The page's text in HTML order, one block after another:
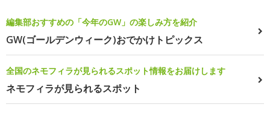
編集部おすすめの「今年のGW」の楽しみ方を紹介
GW(ゴールデンウィーク)おでかけトピックス
全国のネモフィラが見られるスポット情報をお届けします
ネモフィラが見られるスポット